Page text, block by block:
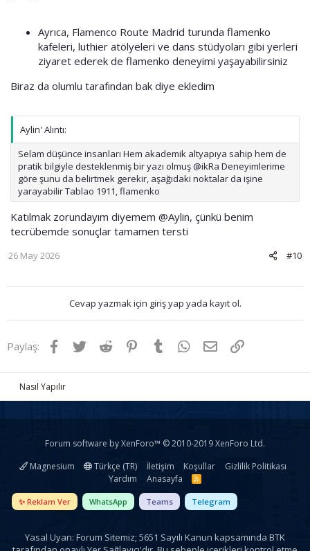
Ayrıca, Flamenco Route Madrid turunda flamenko
kafeleri, luthier atölyeleri ve dans stüdyoları gibi yerleri
ziyaret ederek de flamenko deneyimi yaşayabilirsiniz
Biraz da olumlu tarafından bak diye ekledim
Aylin' Alıntı:
Selam düşünce insanları Hem akademik altyapıya sahip hem de
pratik bilgiyle desteklenmiş bir yazı olmuş @ikRa Deneyimlerime
göre şunu da belirtmek gerekir, aşağıdaki noktalar da işine
yarayabilir Tablao 1911, flamenko
Katılmak zorundayım diyemem @Aylin, çünkü benim
tecrübemde sonuçlar tamamen tersti
#10
26 May 2026
Cevap yazmak için giriş yap yada kayıt ol.
Paylaş: Facebook
TwitterReddit Pinterest
Tumblr WhatsApp
E-postaLink
Nasıl Yapılır
Forum software by XenForo™ © 2010-2019 XenForo Ltd.
Magnesium
Türkçe (TR) İletişim Koşullar
Gizlilik Politikası
Yardım
Anasayfa
R
✨ Reklam Ver WhatsApp Teams Telegram
Yasal Uyarı: Forum Sitemiz; 5651 Sayılı Kanun kapsamında BTK